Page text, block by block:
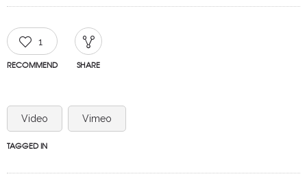
1
RECOMMEND SHARE
Video Vimeo
TAGGED IN